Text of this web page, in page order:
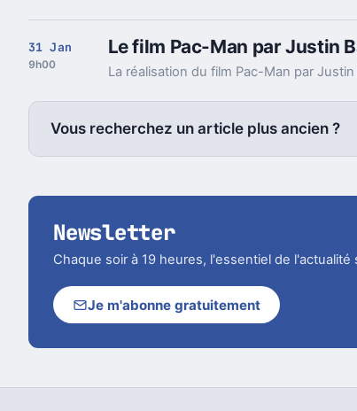
31 Jan
9h00
Le film Pac-Man par Justin
Vous recherchez un article plus ancien ?
Newsletter
Chaque soir à 19 heures, l'essentiel de
Je m'abonne gratuitement